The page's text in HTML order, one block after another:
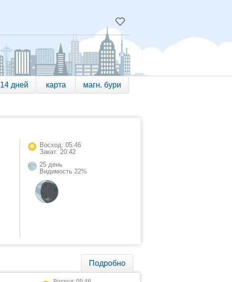
14 дней карта магн. бури
Восход: 05:46
Закат: 20:42
25 день
Видимость 22%
Подробно